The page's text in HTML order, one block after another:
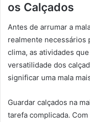
os Calçados
Antes de arrumar a
realmente necessários
clima, as atividades
versatilidade dos
significar uma mala
Guardar calçados na
tarefa complicada.